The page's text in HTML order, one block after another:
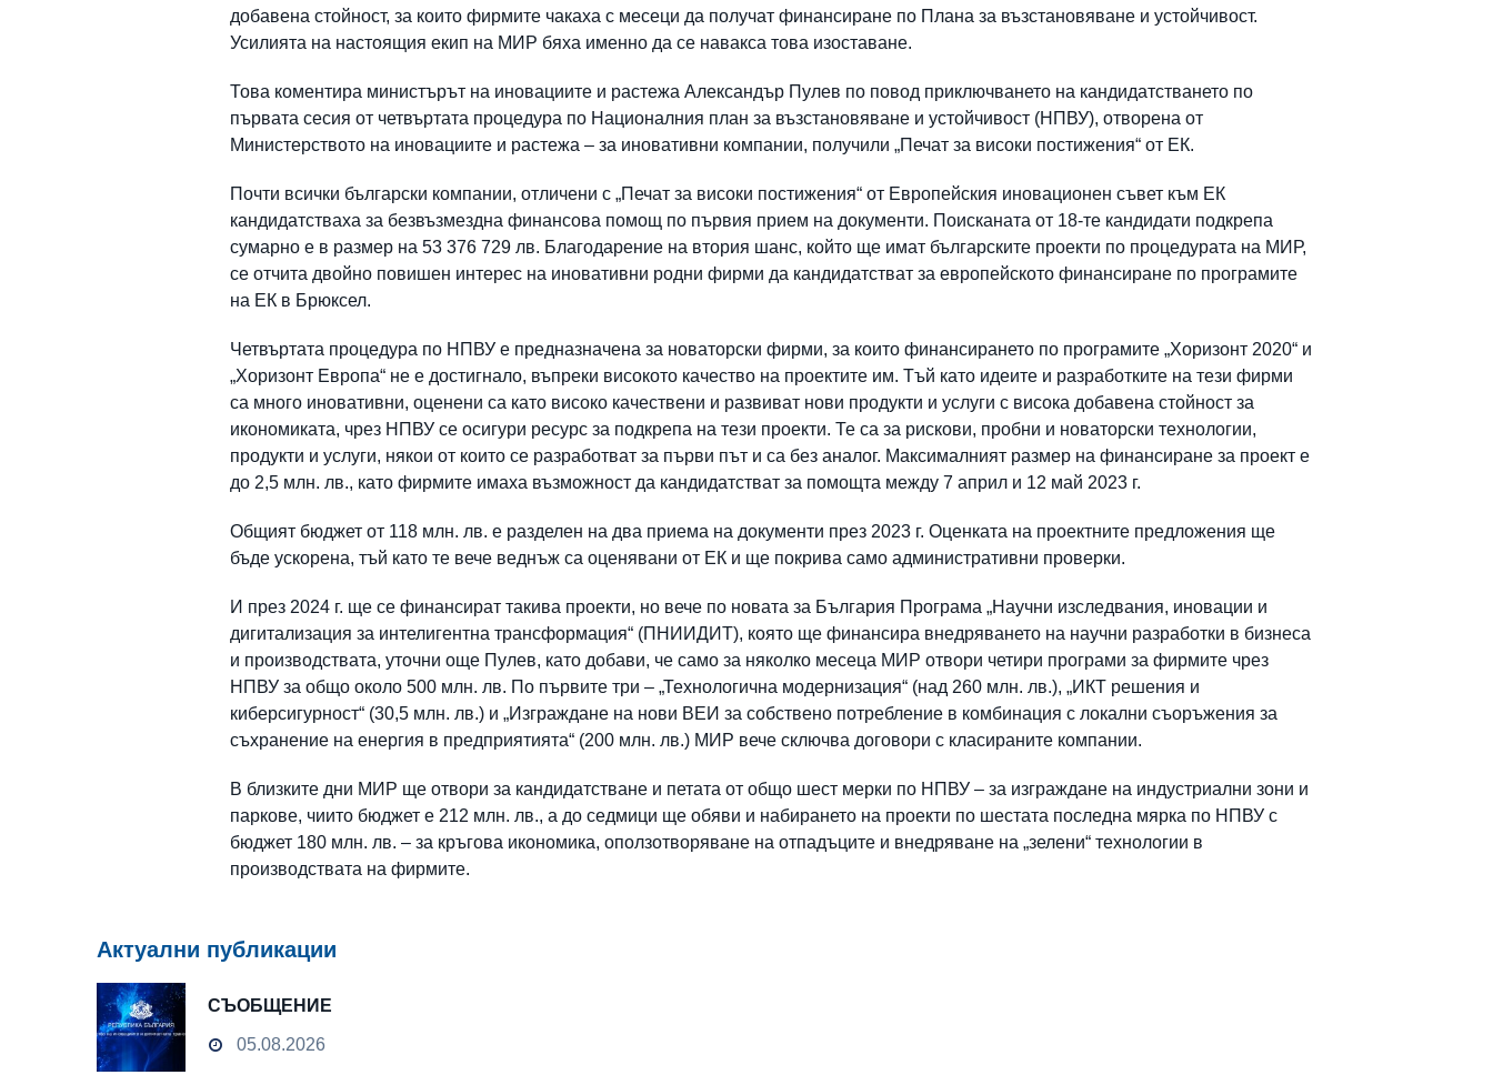
добавена стойност, за които фирмите чакаха с месеци да получат финансиране по Плана за възстановяване и устойчивост.
Усилията на настоящия екип на МИР бяха именно да се навакса това изоставане.
Това коментира министърът на иновациите и растежа Александър Пулев по повод приключването на кандидатстването по
първата сесия от четвъртата процедура по Националния план за възстановяване и устойчивост (НПВУ), отворена от
Министерството на иновациите и растежа – за иновативни компании, получили „Печат за високи постижения“ от ЕК.
Почти всички български компании, отличени с „Печат за високи постижения“ от Европейския иновационен съвет към EК
кандидатстваха за безвъзмездна финансова помощ по първия прием на документи. Поисканата от 18-те кандидати подкрепа
сумарно е в размер на 53 376 729 лв. Благодарение на втория шанс, който ще имат българските проекти по процедурата на МИР,
се отчита двойно повишен интерес на иновативни родни фирми да кандидатстват за европейското финансиране по програмите
на ЕК в Брюксел.
Четвъртата процедура по НПВУ е предназначена за новаторски фирми, за които финансирането по програмите „Хоризонт 2020“ и
„Хоризонт Европа“ не е достигнало, въпреки високото качество на проектите им. Тъй като идеите и разработките на тези фирми
са много иновативни, оценени са като високо качествени и развиват нови продукти и услуги с висока добавена стойност за
икономиката, чрез НПВУ се осигури ресурс за подкрепа на тези проекти. Те са за рискови, пробни и новаторски технологии,
продукти и услуги, някои от които се разработват за първи път и са без аналог. Максималният размер на финансиране за проект е
до 2,5 млн. лв., като фирмите имаха възможност да кандидатстват за помощта между 7 април и 12 май 2023 г.
Общият бюджет от 118 млн. лв. е разделен на два приема на документи през 2023 г. Оценката на проектните предложения ще
бъде ускорена, тъй като те вече веднъж са оценявани от ЕК и ще покрива само административни проверки.
И през 2024 г. ще се финансират такива проекти, но вече по новата за България Програма „Научни изследвания, иновации и
дигитализация за интелигентна трансформация“ (ПНИИДИТ), която ще финансира внедряването на научни разработки в бизнеса
и производствата, уточни още Пулев, като добави, че само за няколко месеца МИР отвори четири програми за фирмите чрез
НПВУ за общо около 500 млн. лв. По първите три – „Технологична модернизация“ (над 260 млн. лв.), „ИКТ решения и
киберсигурност“ (30,5 млн. лв.) и „Изграждане на нови ВЕИ за собствено потребление в комбинация с локални съоръжения за
съхранение на енергия в предприятията“ (200 млн. лв.) МИР вече сключва договори с класираните компании.
В близките дни МИР ще отвори за кандидатстване и петата от общо шест мерки по НПВУ – за изграждане на индустриални зони и
паркове, чиито бюджет е 212 млн. лв., а до седмици ще обяви и набирането на проекти по шестата последна мярка по НПВУ с
бюджет 180 млн. лв. – за кръгова икономика, оползотворяване на отпадъците и внедряване на „зелени“ технологии в
производствата на фирмите.
Актуални публикации
СЪОБЩЕНИЕ
05.08.2026